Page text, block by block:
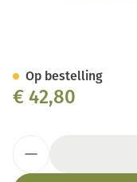
€ 42,80
Op bestelling